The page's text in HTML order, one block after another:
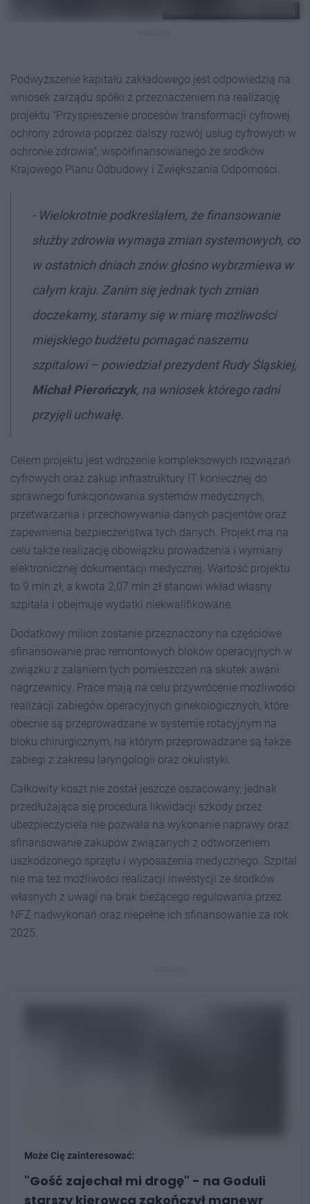
Podwyższenie kapitału zakładowego jest odpowiedzią na
wniosek zarządu spółki z przeznaczeniem na realizację
projektu "Przyspieszenie procesów transformacji cyfrowej
ochrony zdrowia poprzez dalszy rozwój usług cyfrowych w
ochronie zdrowia", współfinansowanego ze środków
Krajowego Planu Odbudowy i Zwiększania Odporności.
- Wielokrotnie podkreślałem, że finansowanie
służby zdrowia wymaga zmian systemowych, co
w ostatnich dniach znów głośno wybrzmiewa w
całym kraju. Zanim się jednak tych zmian
doczekamy, staramy się w miarę możliwości
miejskiego budżetu pomagać naszemu
szpitalowi – powiedział prezydent Rudy Śląskiej,
Michał Pierończyk, na wniosek którego radni
przyjęli uchwałę.
Celem projektu jest wdrożenie kompleksowych rozwiązań
cyfrowych oraz zakup infrastruktury IT koniecznej do
sprawnego funkcjonowania systemów medycznych,
przetwarzania i przechowywania danych pacjentów oraz
zapewnienia bezpieczeństwa tych danych. Projekt ma na
celu także realizację obowiązku prowadzenia i wymiany
elektronicznej dokumentacji medycznej. Wartość projektu
to 9 mln zł, a kwota 2,07 mln zł stanowi wkład własny
szpitala i obejmuje wydatki niekwalifikowane.
Dodatkowy milion zostanie przeznaczony na częściowe
sfinansowanie prac remontowych bloków operacyjnych w
związku z zalaniem tych pomieszczeń na skutek awarii
nagrzewnicy. Prace mają na celu przywrócenie możliwości
realizacji zabiegów operacyjnych ginekologicznych, które
obecnie są przeprowadzane w systemie rotacyjnym na
bloku chirurgicznym, na którym przeprowadzane są także
zabiegi z zakresu laryngologii oraz okulistyki.
Całkowity koszt nie został jeszcze oszacowany, jednak
przedłużająca się procedura likwidacji szkody przez
ubezpieczyciela nie pozwala na wykonanie naprawy oraz
sfinansowanie zakupów związanych z odtworzeniem
uszkodzonego sprzętu i wyposażenia medycznego. Szpital
nie ma też możliwości realizacji inwestycji ze środków
własnych z uwagi na brak bieżącego regulowania przez
NFZ nadwykonań oraz niepełne ich sfinansowanie za rok
2025.
Może Cię zainteresować:
"Gość zajechał mi drogę" - na Goduli
starszy kierowca zakończył manewr